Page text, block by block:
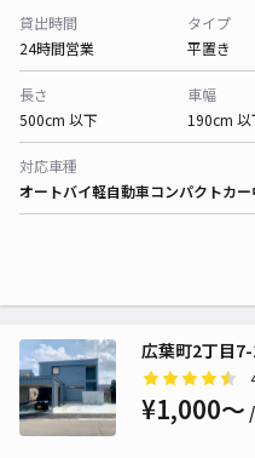
貸出時間
24時間営業
タイプ
平置き
長さ
500cm 以下
車幅
190cm 以
対応車種
オートバイ軽自動車コンパクトカー
広葉町2丁目
¥1,000〜